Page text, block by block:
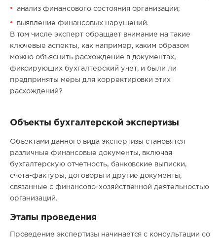
анализ финансового состояния организации;
выявление финансовых нарушений.
В том числе эксперт обращает внимание на такие
ключевые аспекты, как например, каким образом
можно объяснить расхождение в документах,
фиксирующих бухгалтерский учет, и были ли
предприняты меры для корректировки этих
расхождений?
Объекты бухгалтерской экспертизы
Объектами данного вида экспертизы становятся
различные финансовые документы, включая
бухгалтерскую отчетность, банковские выписки,
счета-фактуры, договоры и другие документы,
связанные с финансово-хозяйственной деятельностью
организаций.
Этапы проведения
Проведение экспертизы начинается с консультации со